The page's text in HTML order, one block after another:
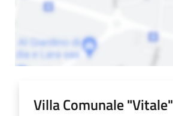
Villa Comunale "Vitale"